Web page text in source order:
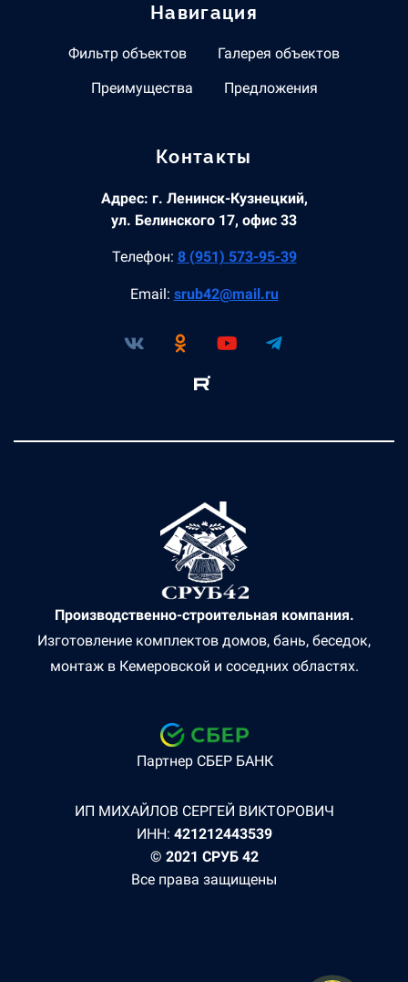
Навигация
Фильтр объектов
Галерея объектов
Преимущества
Предложения
Контакты
Адрес: г. Ленинск-Кузнецкий,
ул. Белинского 17, офис 33
Телефон: 8 (951) 573-95-39
Email: srub42@mail.ru
Производственно-строительная компания.
Изготовление комплектов домов, бань, беседок,
монтаж в Кемеровской и соседних областях.
Партнер СБЕР БАНК
ИП МИХАЙЛОВ СЕРГЕЙ ВИКТОРОВИЧ
ИНН: 421212443539
© 2021 СРУБ 42
Все права защищены